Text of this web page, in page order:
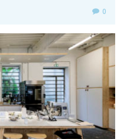
0